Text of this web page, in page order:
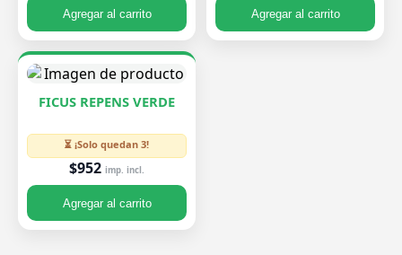
Agregar al carrito Agregar al carrito
FICUS REPENS VERDE
⏳ ¡Solo quedan 3!
$952 imp. incl.
Agregar al carrito